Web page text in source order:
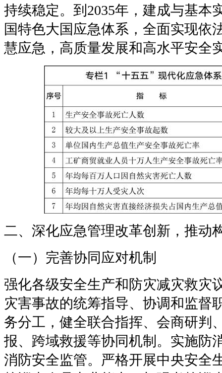
持续稳定。到 2035年，建成与基本
国特色大国应急体系，全面实现依
慧应急，高质量发展和高水平安全
二、深化应急管理改革创新，推动
（一）完善协同应对机制
强化各级安全生产和防灾减灾救灾
灾害事故的统筹指导、协调和监督
务分工，健全联合指挥、会商研判
报、跨域救援等协同机制。实施防
消防安全监管。严格开展中央安全